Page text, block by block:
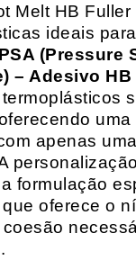
Melt HB Fuller
ideais
(Pressure
– Adesivo
uma
apenas
formulação
oferece o